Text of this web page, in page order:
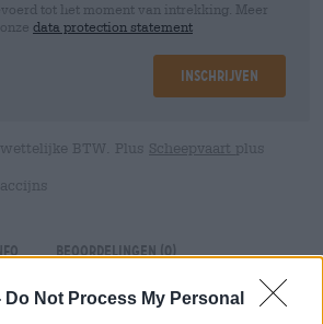
Do Not Process My Personal
tot het moment van intrekking. Meer
data protection statement
Inschrijven
BTW. Plus Scheepvaart plus
Beoordelingen (0)